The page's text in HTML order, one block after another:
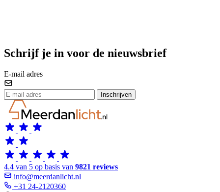
Schrijf je in voor de nieuwsbrief
E-mail adres
Inschrijven
4.4 van 5 op basis van 9821 reviews
info@meerdanlicht.nl
+31 24-2120360